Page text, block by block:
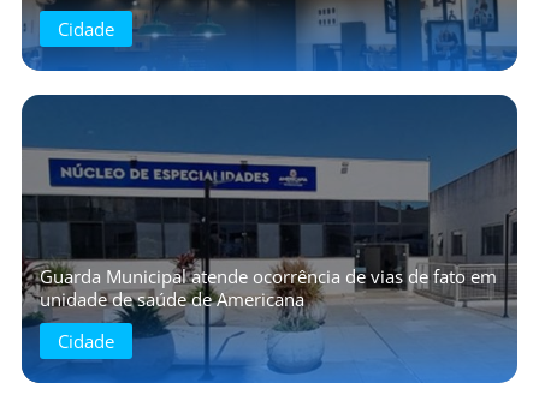
Cidade
Guarda Municipal atende ocorrência de vias de fato em
unidade de saúde de Americana
Cidade